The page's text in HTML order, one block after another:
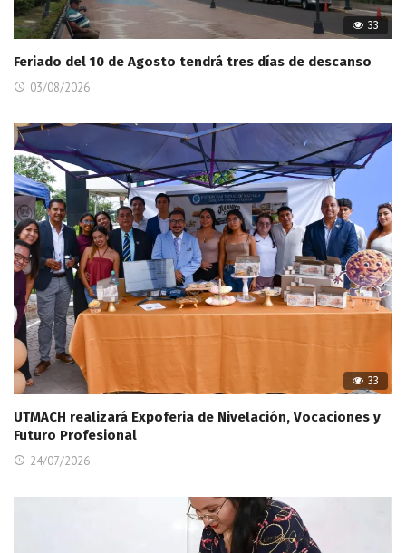
33
Feriado del 10 de Agosto tendrá tres días de descanso
03/08/2026
33
UTMACH realizará Expoferia de Nivelación, Vocaciones y
Futuro Profesional
24/07/2026